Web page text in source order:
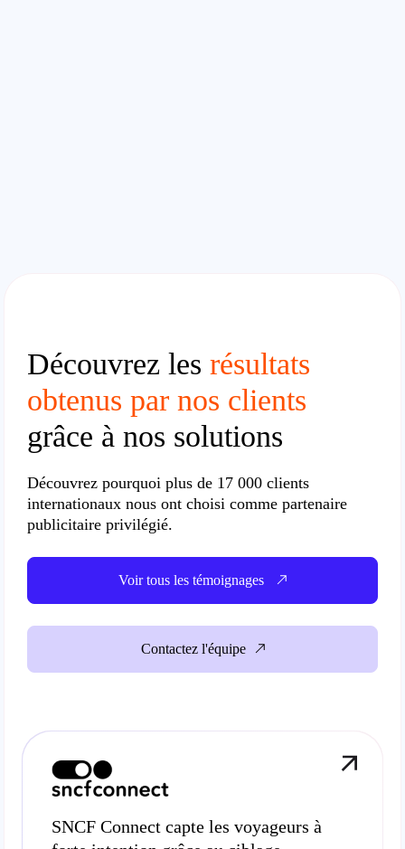
Découvrez lesrésultats
obtenus par nos clients
grâce à nos solutions
Découvrez pourquoi plus de 17 000 clients
internationaux nous ont choisi comme partenaire
publicitaire privilégié.
Voir tous les témoignages
Contactez l'équipe
SNCF Connect capte les voyageurs à